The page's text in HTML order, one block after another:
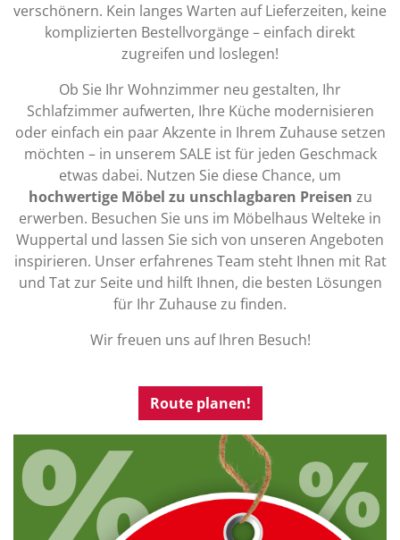
verschönern. Kein langes Warten auf Lieferzeiten, keine
komplizierten Bestellvorgänge – einfach direkt
zugreifen und loslegen!
Ob Sie Ihr Wohnzimmer neu gestalten, Ihr
Schlafzimmer aufwerten, Ihre Küche modernisieren
oder einfach ein paar Akzente in Ihrem Zuhause setzen
möchten – in unserem SALE ist für jeden Geschmack
etwas dabei. Nutzen Sie diese Chance, um
hochwertige Möbel zu unschlagbaren Preisen zu
erwerben. Besuchen Sie uns im Möbelhaus Welteke in
Wuppertal und lassen Sie sich von unseren Angeboten
inspirieren. Unser erfahrenes Team steht Ihnen mit Rat
und Tat zur Seite und hilft Ihnen, die besten Lösungen
für Ihr Zuhause zu finden.
Wir freuen uns auf Ihren Besuch!
Route planen!